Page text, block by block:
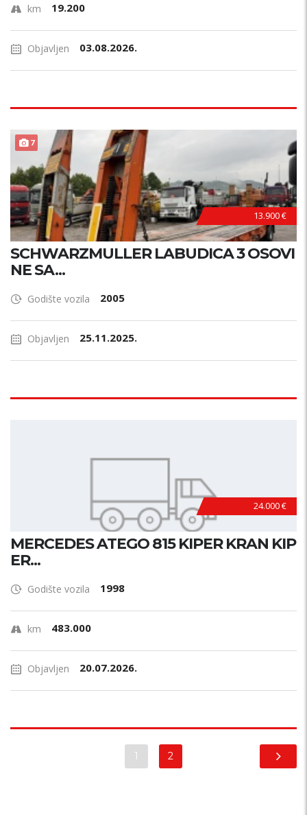
km 19.200
Objavljen 03.08.2026.
7
13.900 €
SCHWARZMULLER LABUDICA 3 OSOVI
NE SA...
Godište vozila 2005
Objavljen 25.11.2025.
24.000 €
MERCEDES ATEGO 815 KIPER KRAN KIP
ER...
Godište vozila 1998
km 483.000
Objavljen 20.07.2026.
1 2